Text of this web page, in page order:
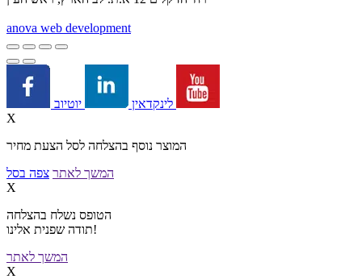
anova web development
לינקדאין
X
המוצר נוסף בהצלחה לסל הצעת מחיר
המשך לאתר צפה בסל
X
הטופס נשלח בהצלחה
תודה שפנית אלינו!
המשך לאתר
X